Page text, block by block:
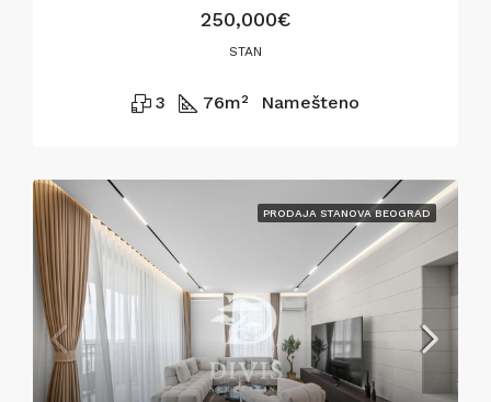
250,000€
STAN
3 76m² Namešteno
PRODAJA STANOVA BEOGRAD